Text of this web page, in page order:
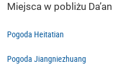
Miejsca w pobliżu Da’an
Pogoda Heitatian
Pogoda Jiangniezhuang